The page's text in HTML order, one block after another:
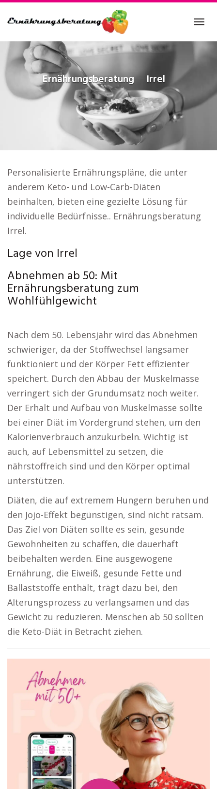
to
content
Ernährungsberatung Irrel
Personalisierte Ernährungspläne, die unter
anderem Keto- und Low-Carb-Diäten
beinhalten, bieten eine gezielte Lösung für
individuelle Bedürfnisse.. Ernährungsberatung
Irrel.
Lage von Irrel
Abnehmen ab 50: Mit
Ernährungsberatung zum
Wohlfühlgewicht
Nach dem 50. Lebensjahr wird das Abnehmen
schwieriger, da der Stoffwechsel langsamer
funktioniert und der Körper Fett effizienter
speichert. Durch den Abbau der Muskelmasse
verringert sich der Grundumsatz noch weiter.
Der Erhalt und Aufbau von Muskelmasse sollte
bei einer Diät im Vordergrund stehen, um den
Kalorienverbrauch anzukurbeln. Wichtig ist
auch, auf Lebensmittel zu setzen, die
nährstoffreich sind und den Körper optimal
unterstützen.
Diäten, die auf extremem Hungern beruhen und
den Jojo-Effekt begünstigen, sind nicht ratsam.
Das Ziel von Diäten sollte es sein, gesunde
Gewohnheiten zu schaffen, die dauerhaft
beibehalten werden. Eine ausgewogene
Ernährung, die Eiweiß, gesunde Fette und
Ballaststoffe enthält, trägt dazu bei, den
Alterungsprozess zu verlangsamen und das
Gewicht zu reduzieren. Menschen ab 50 sollten
die Keto-Diät in Betracht ziehen.